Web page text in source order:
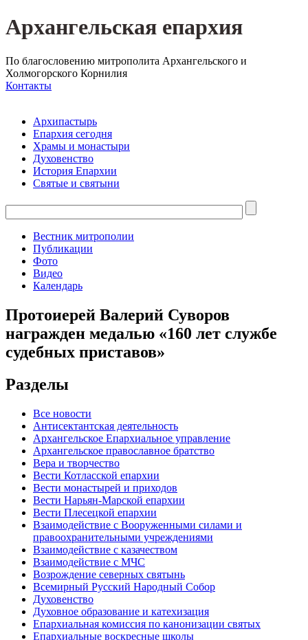
Архангельская епархия
По благословению митрополита Архангельского и
Холмогорского Корнилия
Контакты
Архипастырь
Епархия сегодня
Храмы и монастыри
Духовенство
История Епархии
Святые и святыни
Вестник митрополии
Публикации
Фото
Видео
Календарь
Протоиерей Валерий Суворов
награжден медалью «160 лет службе
судебных приставов»
Разделы
Все новости
Антисектантская деятельность
Архангельское Епархиальное управление
Архангельское православное братство
Вера и творчество
Вести Котласской епархии
Вести монастырей и приходов
Вести Нарьян-Марской епархии
Вести Плесецкой епархии
Взаимодействие с Вооруженными силами и
правоохранительными учреждениями
Взаимодействие с казачеством
Взаимодействие с МЧС
Возрождение северных святынь
Всемирный Русский Народный Собор
Духовенство
Духовное образование и катехизация
Епархиальная комиссия по канонизации святых
Епархиальные воскресные школы